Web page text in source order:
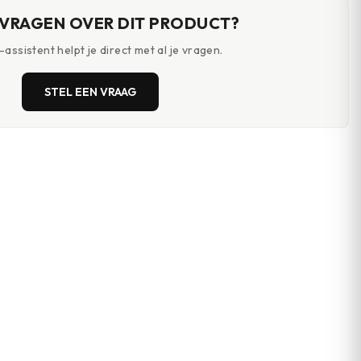
OVER DIT PRODUCT?
assistent helpt je direct met al je vragen.
STEL EEN VRAAG